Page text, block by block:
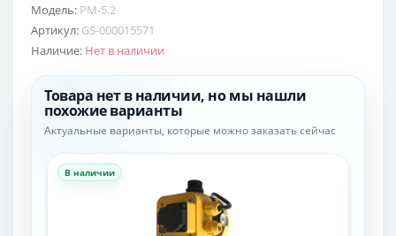
Модель: PM-5.2
Артикул: GS-000015571
Наличие: Нет в наличии
Товара нет в наличии, но мы нашли
похожие варианты
Актуальные варианты, которые можно заказать сейчас
В наличии